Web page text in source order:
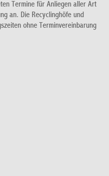
Termine für Anliegen aller Art
an. Die Recyclinghöfe und
ohne Terminvereinbarung